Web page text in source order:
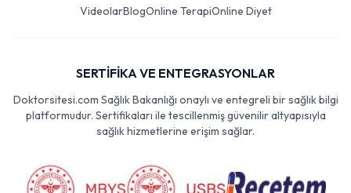
VideolarBlogOnline TerapiOnline Diyet
SERTİFİKA VE ENTEGRASYONLAR
Doktorsitesi.com Sağlık Bakanlığı onaylı ve entegreli bir sağlık bilgi
platformudur. Sertifikaları ile tescillenmiş güvenilir altyapısıyla
sağlık hizmetlerine erişim sağlar.